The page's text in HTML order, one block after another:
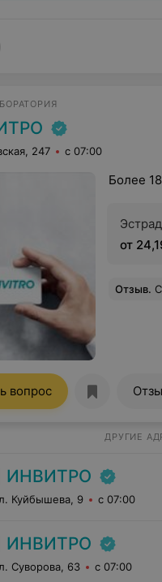
247 с 07:00
Более
от
Отзыв.
вопрос
ДРУГИЕ
ИНВИТРО
Куйбышева, 9 с 07:00
ИНВИТРО
Суворова, 63 с 07:00